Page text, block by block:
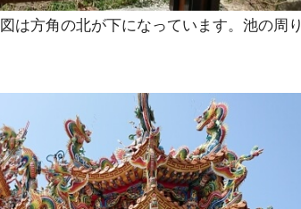
は方角の北が下になっています。池の周り